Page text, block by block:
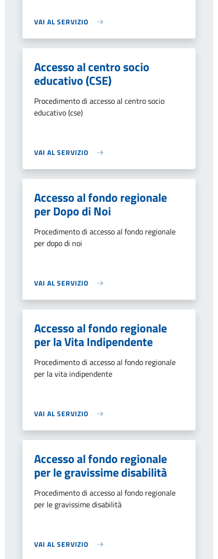
VAI AL SERVIZIO
Accesso al centro socio
educativo (CSE)
Procedimento di accesso al centro socio
educativo (cse)
VAI AL SERVIZIO
Accesso al fondo regionale
per Dopo di Noi
Procedimento di accesso al fondo regionale
per dopo di noi
VAI AL SERVIZIO
Accesso al fondo regionale
per la Vita Indipendente
Procedimento di accesso al fondo regionale
per la vita indipendente
VAI AL SERVIZIO
Accesso al fondo regionale
per le gravissime disabilità
Procedimento di accesso al fondo regionale
per le gravissime disabilità
VAI AL SERVIZIO